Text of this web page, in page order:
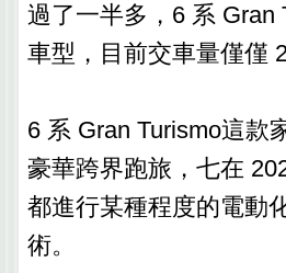
過了一半多，6 系 Gran
車型，目前交車量僅僅
6 系 Gran Turismo這款
豪華跨界跑旅，七在
都進行某種程度的電動
術。